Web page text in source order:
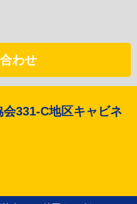
わせ
331-C地区キャビネ